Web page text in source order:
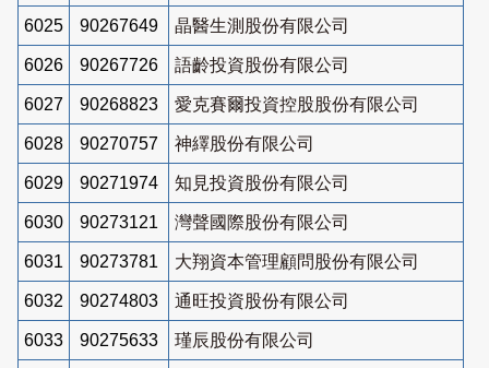
6025 90267649 晶醫生測股份有限公司
6026 90267726 語齡投資股份有限公司
6027 90268823 愛克賽爾投資控股股份有限公司
6028 90270757 神繹股份有限公司
6029 90271974 知見投資股份有限公司
6030 90273121 灣聲國際股份有限公司
6031 90273781 大翔資本管理顧問股份有限公司
6032 90274803 通旺投資股份有限公司
6033 90275633 瑾辰股份有限公司